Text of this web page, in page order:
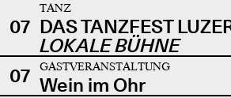
07
TANZ
DAS TANZFEST
LOKALE BÜHNE
07
GASTVERANSTALTUNG
Wein im Ohr